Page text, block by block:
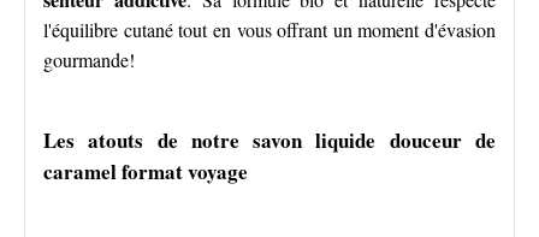
l'équilibre cutané tout en vous offrant un moment d'évasion
gourmande!
Les atouts de notre savon liquide douceur de
caramel format voyage